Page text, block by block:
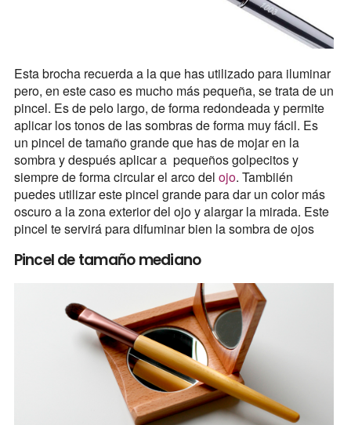
Esta brocha recuerda a la que has utilizado para iluminar
pero, en este caso es mucho más pequeña, se trata de un
pincel. Es de pelo largo, de forma redondeada y permite
aplicar los tonos de las sombras de forma muy fácil. Es
un pincel de tamaño grande que has de mojar en la
sombra y después aplicar a pequeños golpecitos y
siempre de forma circular el arco del ojo. Tambiién
puedes utilizar este pincel grande para dar un color más
oscuro a la zona exterior del ojo y alargar la mirada. Este
pincel te servirá para difuminar bien la sombra de ojos
Pincel de tamaño mediano